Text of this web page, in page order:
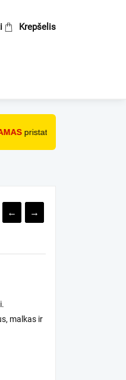
pristatymas paštomatu,
← →
malkas ir